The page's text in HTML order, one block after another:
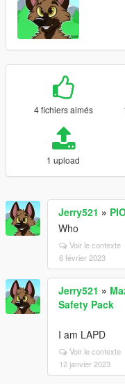
4 fichiers aimés
1 upload
Jerry521 »
Who
Voir le contexte
6 février 2023
Jerry521 »
Safety Pack
I am LAPD
Voir le contexte
12 janvier 2023